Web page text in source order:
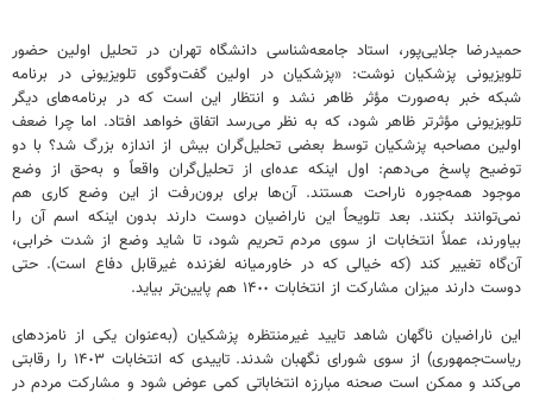
حمیدرضا جلایی‌پور، استاد جامعه‌شناسی دانشگاه تهران در تحلیل اولین حضور
تلویزیونی پزشکیان نوشت: «پزشکیان در اولین گفت‌وگوی تلویزیونی در برنامه
شبکه خبر به‌صورت مؤثر ظاهر نشد و انتظار این است که در برنامه‌های دیگر
تلویزیونی مؤثرتر ظاهر شود، که به نظر می‌رسد اتفاق خواهد افتاد. اما چرا ضعف
اولین مصاحبه پزشکیان توسط بعضی تحلیل‌گران بیش‌ از اندازه بزرگ شد؟ با دو
توضیح پاسخ می‌دهم: اول اینکه عده‌ای از تحلیل‌گران واقعاً و به‌حق از وضع
موجود همه‌جوره ناراحت هستند. آن‌ها برای برون‌رفت از این وضع کاری هم
نمی‌توانند بکنند. بعد تلویحاً این ناراضیان دوست دارند بدون اینکه اسم آن را
بیاورند، عملاً انتخابات از سوی مردم تحریم شود، تا شاید وضع از شدت خرابی،
آن‌گاه تغییر کند (که خیالی که در خاورمیانه لغزنده غیرقابل دفاع است). حتی
دوست دارند میزان مشارکت از انتخابات ١۴٠٠ هم پایین‌تر بیاید.
این ناراضیان ناگهان شاهد تایید غیرمنتظره پزشکیان (به‌عنوان یکی از نامزدهای
ریاست‌جمهوری) از سوی شورای نگهبان شدند. تاییدی که انتخابات ١۴٠٣ را رقابتی
می‌کند و ممکن است صحنه مبارزه انتخاباتی کمی عوض شود و مشارکت مردم در